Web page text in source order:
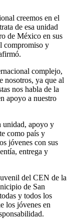
creemos en el
de esa unidad
de México en sus
compromiso y
complejo,
nosotros, ya que al
nos habla de la
apoyo a nuestro
unidad, apoyo y
como país y
jóvenes con sus
entrega y
del CEN de la
de San
y todos los
los jóvenes en